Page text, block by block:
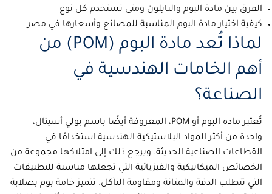
الفرق بين مادة البوم والنايلون ومتى تستخدم كل نوع
كيفية اختيار مادة البوم المناسبة للمصانع وأسعارها في مصر
لماذا تُعد مادة البوم (POM) من
أهم الخامات الهندسية في
الصناعة؟
تُعتبرماده البوم أو ، المعروفة أيضًا باسم بولي أسيتال،
واحدة من أكثر المواد البلاستيكية الهندسية استخدامًا في
القطاعات الصناعية الحديثة. ويرجع ذلك إلى امتلاكها مجموعة من
الخصائص الميكانيكية والفيزيائية التي تجعلها مناسبة للتطبيقات
التي تتطلب الدقة والمتانة ومقاومة التآكل. تتميزخامة بوم بصلابة